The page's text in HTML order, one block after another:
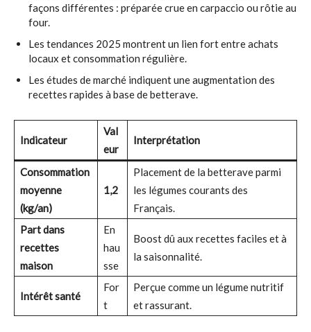
façons différentes : préparée crue en carpaccio ou rôtie au
four.
Les tendances 2025 montrent un lien fort entre achats
locaux et consommation régulière.
Les études de marché indiquent une augmentation des
recettes rapides à base de betterave.
Indicateur
Val
eur
Interprétation
Consommation
moyenne
(kg/an)
1,2
Placement de la betterave parmi
les légumes courants des
Français.
Part dans
recettes
maison
En
hau
sse
Boost dû aux recettes faciles et à
la saisonnalité.
Intérêt santé
For
t
Perçue comme un légume nutritif
et rassurant.